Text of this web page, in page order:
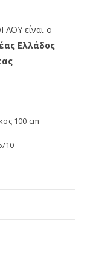
είναι ο
Ελλάδος
100 cm
10